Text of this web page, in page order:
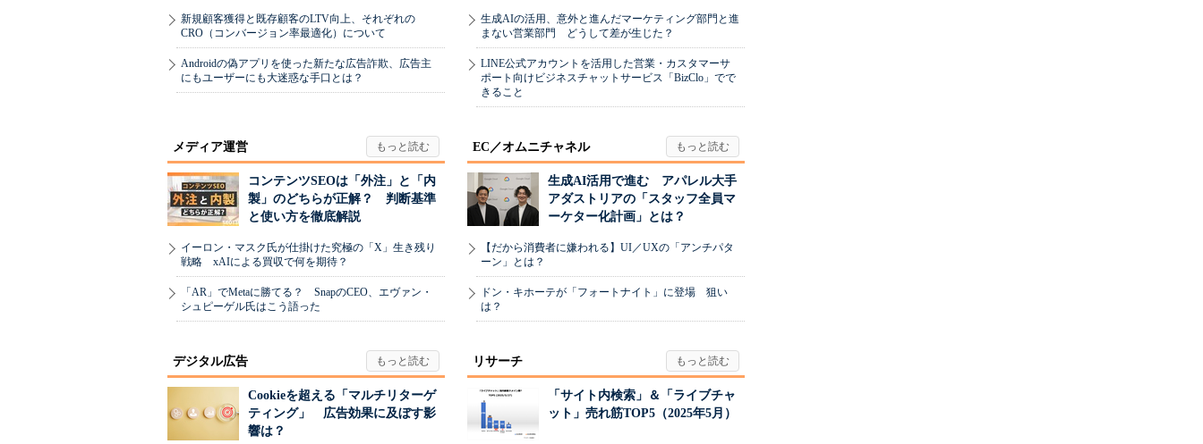
新規顧客獲得と既存顧客のLTV向上、それぞれの
CRO（コンバージョン率最適化）について
Androidの偽アプリを使った新たな広告詐欺、広告主
にもユーザーにも大迷惑な手口とは？
生成AIの活用、意外と進んだマーケティング部門と進
まない営業部門 どうして差が生じた？
LINE公式アカウントを活用した営業・カスタマーサ
ポート向けビジネスチャットサービス「BizClo」でで
きること
メディア運営
コンテンツSEOは「外注」と「内
製」のどちらが正解？ 判断基準
と使い方を徹底解説
イーロン・マスク氏が仕掛けた究極の「X」生き残り
戦略 xAIによる買収で何を期待？
「AR」でMetaに勝てる？ SnapのCEO、エヴァン・
シュピーゲル氏はこう語った
EC／オムニチャネル
生成AI活用で進む アパレル大手
アダストリアの「スタッフ全員マ
ーケター化計画」とは？
【だから消費者に嫌われる】UI／UXの「アンチパタ
ーン」とは？
ドン・キホーテが「フォートナイト」に登場 狙い
は？
デジタル広告
Cookieを超える「マルチリターゲ
ティング」 広告効果に及ぼす影
響は？
リサーチ
「サイト内検索」＆「ライブチャ
ット」売れ筋TOP5（2025年5月）